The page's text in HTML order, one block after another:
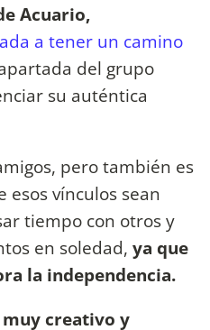
Acuario,
a tener un camino
del grupo
su auténtica
pero también es
esos vínculos sean
tiempo con otros y
en soledad, ya que
la independencia.
creativo y